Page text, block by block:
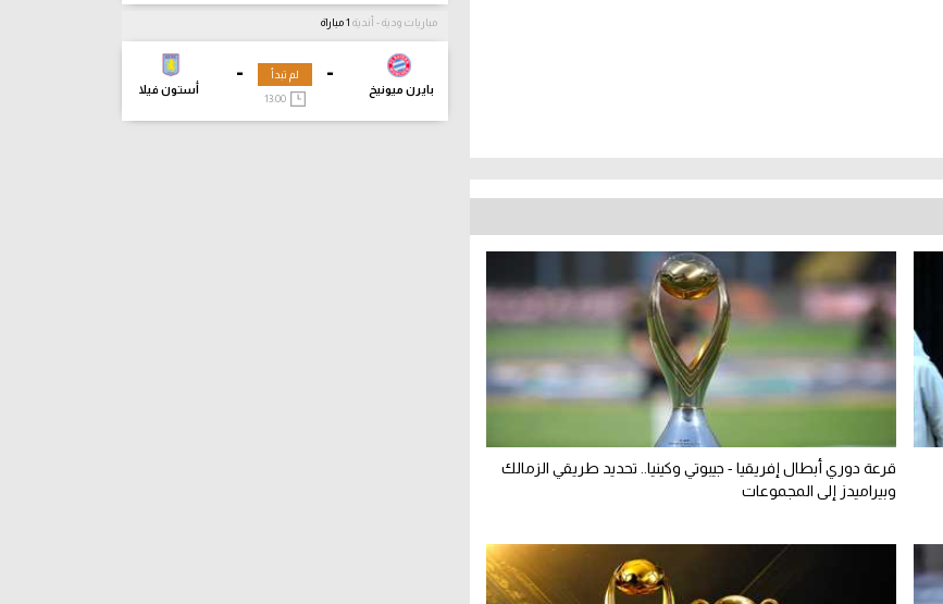
قرعة دوري أبطال إفريقيا - جيبوتي وكينيا.. تحديد طريقي الزمالك
وبيراميدز إلى المجموعات
مباريات ودية - أندية
-
بايرن ميونيخ
-
أستون فيلا
لم تبدأ